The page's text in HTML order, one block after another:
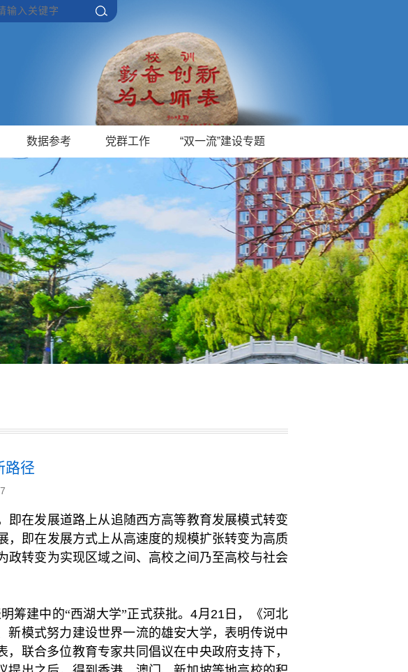
数据参考 党群工作 “双一流”建设专题
路径
在发展道路上从追随西方高等教育发展模式转变
即在发展方式上从高速度的规模扩张转变为高质
政转变为实现区域之间、高校之间乃至高校与社会
筹建中的“西湖大学”正式获批。4月 21日，《河北
新模式努力建设世界一流的雄安大学，表明传说中
联合多位教育专家共同倡议在中央政府支持下，